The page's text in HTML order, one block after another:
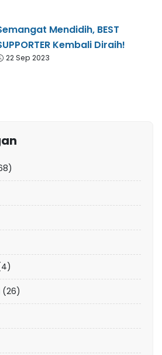
Mendidih, BEST
Kembali Diraih!
22 Sep 2023
(26)